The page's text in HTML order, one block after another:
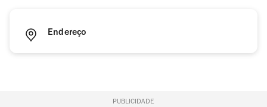
Endereço
PUBLICIDADE